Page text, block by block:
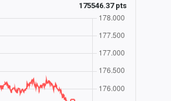
175546.37 pts